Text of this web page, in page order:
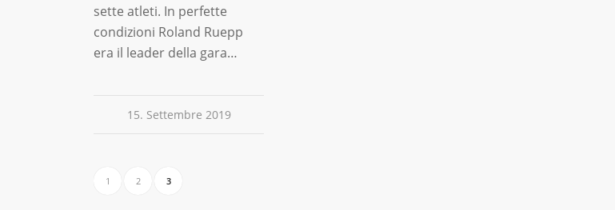
sette atleti. In perfette
condizioni Roland Ruepp
era il leader della gara…
15. Settembre 2019
1 2 3